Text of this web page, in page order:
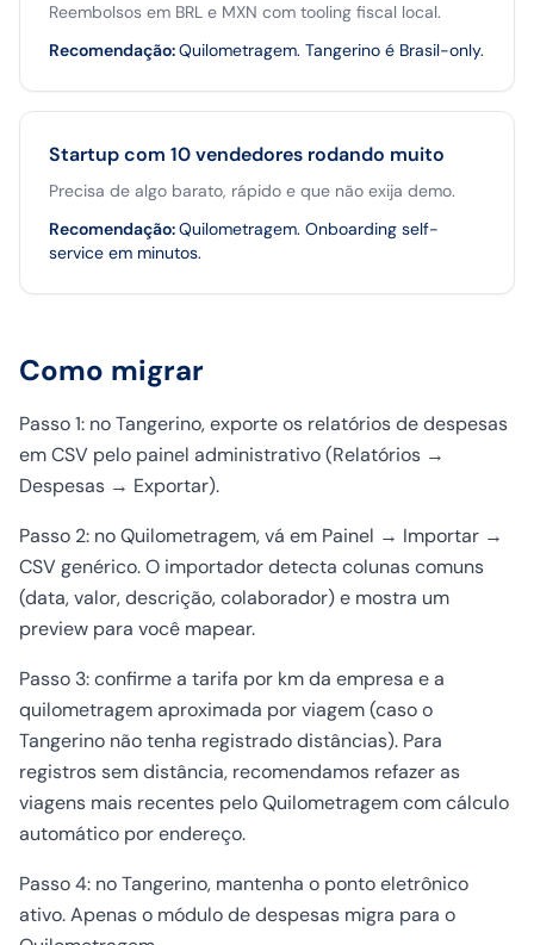
Reembolsos em BRL e MXN com tooling fiscal local.
Recomendação:Quilometragem. Tangerino é Brasil-only.
Startup com 10 vendedores rodando muito
Precisa de algo barato, rápido e que não exija demo.
Recomendação:Quilometragem. Onboarding self-
service em minutos.
Como migrar
Passo 1: no Tangerino, exporte os relatórios de despesas
em CSV pelo painel administrativo (Relatórios →
Despesas → Exportar).
Passo 2: no Quilometragem, vá em Painel → Importar →
CSV genérico. O importador detecta colunas comuns
(data, valor, descrição, colaborador) e mostra um
preview para você mapear.
Passo 3: confirme a tarifa por km da empresa e a
quilometragem aproximada por viagem (caso o
Tangerino não tenha registrado distâncias). Para
registros sem distância, recomendamos refazer as
viagens mais recentes pelo Quilometragem com cálculo
automático por endereço.
Passo 4: no Tangerino, mantenha o ponto eletrônico
ativo. Apenas o módulo de despesas migra para o